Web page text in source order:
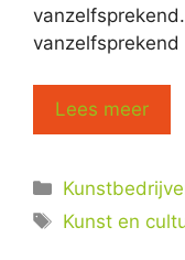
Lees meer
Categorieën
Tags
Kunst en